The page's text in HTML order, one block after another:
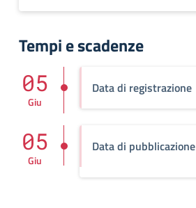
Tempi e scadenze
Data di registrazione
05
Giu
Data di pubblicazione
05
Giu